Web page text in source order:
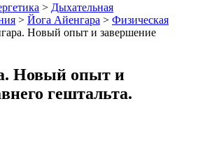
> Дыхательная
> Йога Айенгара > Физическая
Новый опыт и завершение
Новый опыт и
гештальта.